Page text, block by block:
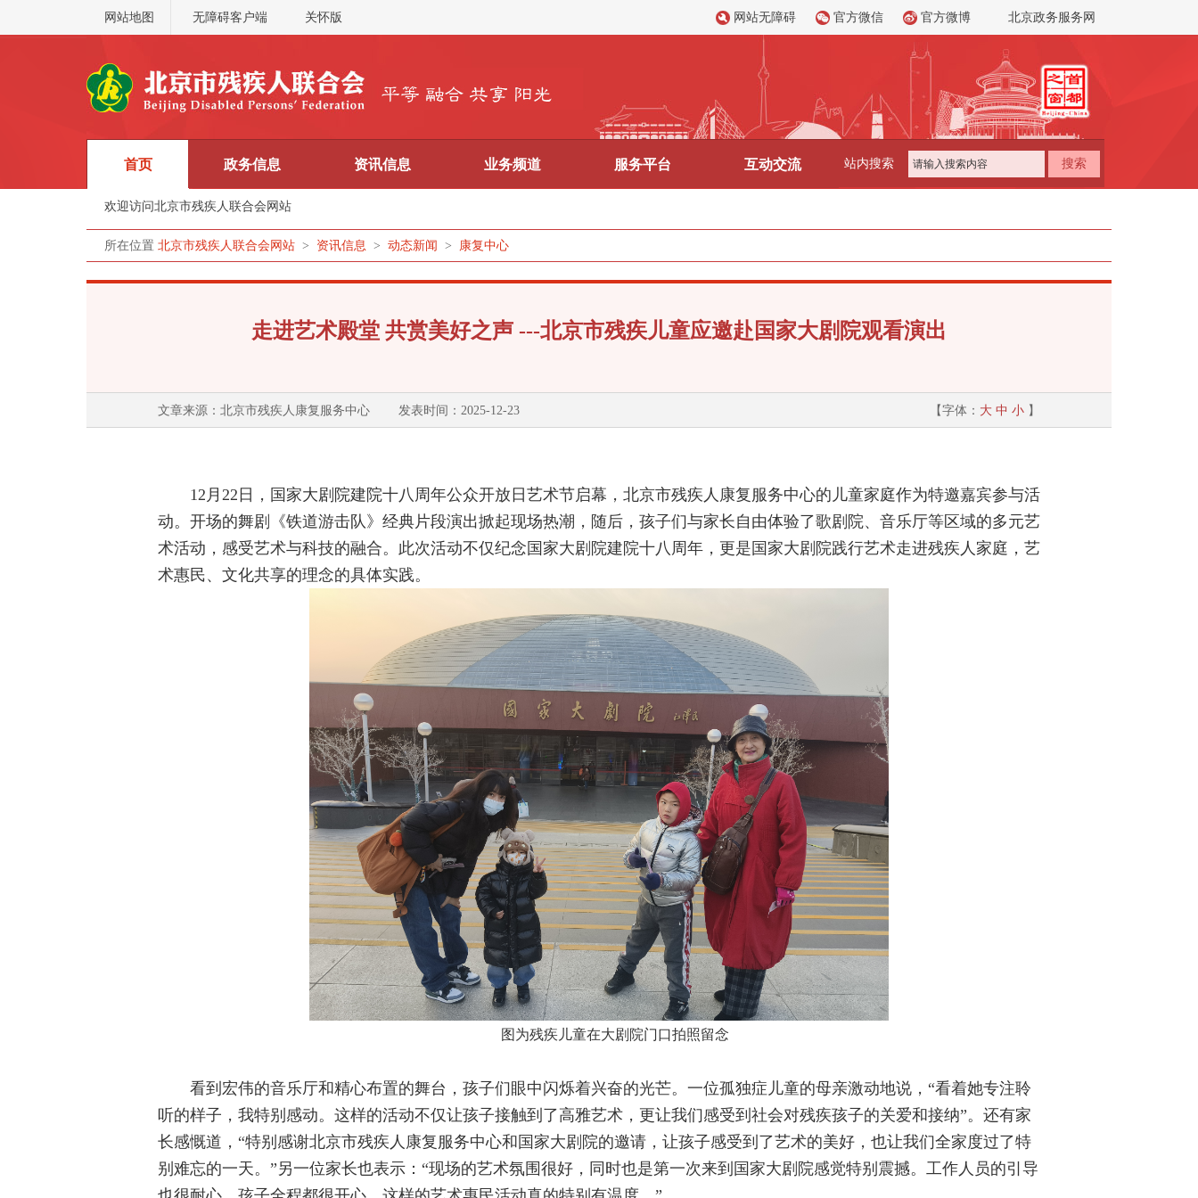
网站地图 无障碍客户端 关怀版 网站无障碍 官方微信 官方微博 北京政务服务网
首页
欢迎访问北京市残疾人联合会网站
政务信息 资讯信息 业务频道 服务平台 互动交流 站内搜索 搜索
所在位置 北京市残疾人联合会网站 > 资讯信息 > 动态新闻 > 康复中心
走进艺术殿堂 共赏美好之声 ---北京市残疾儿童应邀赴国家大剧院观看演出
文章来源：北京市残疾人康复服务中心 发表时间：2025-12-23 【字体： 大 中 小 】
12 月 22 日，国家大剧院建院十八周年公众开放日艺术节启幕，北京市残疾人康复服务中心的儿童家庭作为特邀嘉宾参与活
动。开场的舞剧《铁道游击队》经典片段演出掀起现场热潮，随后，孩子们与家长自由体验了歌剧院、音乐厅等区域的多元艺
术活动，感受艺术与科技的融合。此次活动不仅纪念国家大剧院建院十八周年，更是国家大剧院践行艺术走进残疾人家庭，艺
术惠民、文化共享的理念的具体实践。
图为残疾儿童在大剧院门口拍照留念
看到宏伟的音乐厅和精心布置的舞台，孩子们眼中闪烁着兴奋的光芒。一位孤独症儿童的母亲激动地说，“看着她专注聆
听的样子，我特别感动。这样的活动不仅让孩子接触到了高雅艺术，更让我们感受到社会对残疾孩子的关爱和接纳”。还有家
长感慨道，“特别感谢北京市残疾人康复服务中心和国家大剧院的邀请，让孩子感受到了艺术的美好，也让我们全家度过了特
别难忘的一天。”另一位家长也表示：“现场的艺术氛围很好，同时也是第一次来到国家大剧院感觉特别震撼。工作人员的引导